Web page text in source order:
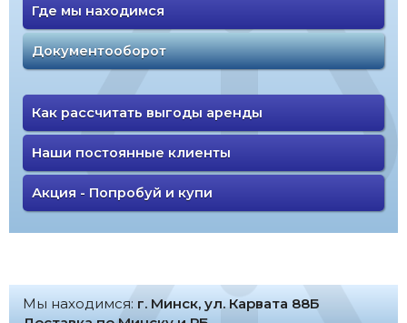
Где мы находимся
Документооборот
Как рассчитать выгоды аренды
Наши постоянные клиенты
Акция - Попробуй и купи
Мы находимся: г. Минск, ул. Карвата 88Б